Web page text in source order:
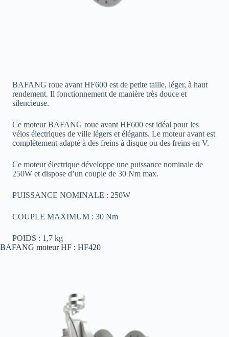
BAFANG roue avant HF600 est de petite taille, léger, à haut
rendement. Il fonctionnement de manière très douce et
silencieuse.
Ce moteur BAFANG roue avant HF600 est idéal pour les
vélos électriques de ville légers et élégants. Le moteur avant est
complètement adapté à des freins à disque ou des freins en V.
Ce moteur électrique développe une puissance nominale de
250W et dispose d’un couple de 30 Nm max.
PUISSANCE NOMINALE : 250W
COUPLE MAXIMUM : 30 Nm
POIDS : 1,7 kg
BAFANG moteur HF : HF420